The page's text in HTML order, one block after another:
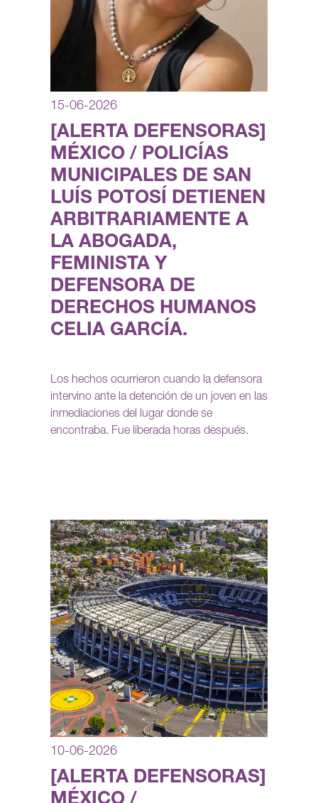
15-06-2026
[ALERTA DEFENSORAS]
MÉXICO / POLICÍAS
MUNICIPALES DE SAN
LUÍS POTOSÍ DETIENEN
ARBITRARIAMENTE A
LA ABOGADA,
FEMINISTA Y
DEFENSORA DE
DERECHOS HUMANOS
CELIA GARCÍA.
Los hechos ocurrieron cuando la defensora
intervino ante la detención de un joven en las
inmediaciones del lugar donde se
encontraba. Fue liberada horas después.
10-06-2026
[ALERTA DEFENSORAS]